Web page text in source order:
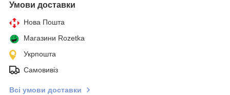
Умови доставки
Нова Пошта
Магазини Rozetka
Укрпошта
Самовивіз
Всі умови доставки